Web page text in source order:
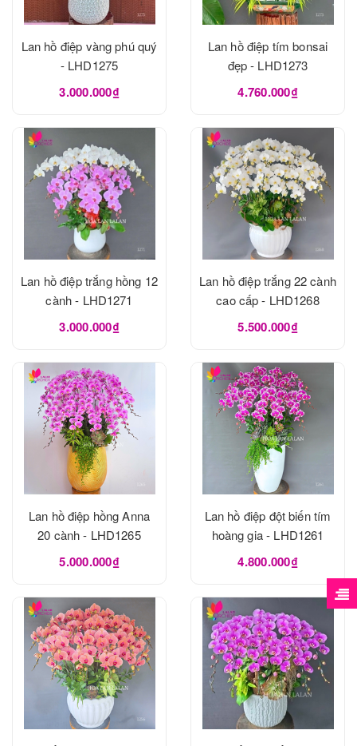
Lan hồ điệp vàng phú quý
- LHD1275
3.000.000₫
Lan hồ điệp tím bonsai
đẹp - LHD1273
4.760.000₫
Lan hồ điệp trắng hồng 12
cành - LHD1271
3.000.000₫
Lan hồ điệp trắng 22 cành
cao cấp - LHD1268
5.500.000₫
Lan hồ điệp hồng Anna
20 cành - LHD1265
5.000.000₫
Lan hồ điệp đột biến tím
hoàng gia - LHD1261
4.800.000₫